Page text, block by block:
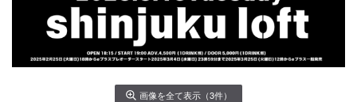
画像を全て表示（3件）